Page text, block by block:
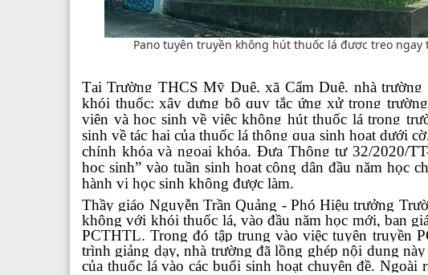
Pano tuyên truyền không hút thuốc lá được treo
Tại Trường THCSMỹ Duệ, xã Cẩm Duệ, nhà trường
khói thuốc; xây dựng bộ quy tắc ứng xử trong
viên và học sinh về việc không hút thuốc lá trong
sinh về tác hại của thuốc lá thông qua sinh hoạt dưới
chính khóa và ngoại khóa. Đưa Thông tư 32/2020/
học sinh” vào tuần sinh hoạt công dân đầu năm học
hành vi học sinh không được làm.
Thầy giáo Nguyễn Trần Quảng - Phó Hiệu trưởng
không với khói thuốc lá, vào đầu năm học mới, ban
PCTHTL. Trong đó tập trung vào việc tuyên truyền
trình giảng dạy, nhà trường đã lồng ghép nội dung
của thuốc lá vào các buổi sinh hoạt chuyên đề.